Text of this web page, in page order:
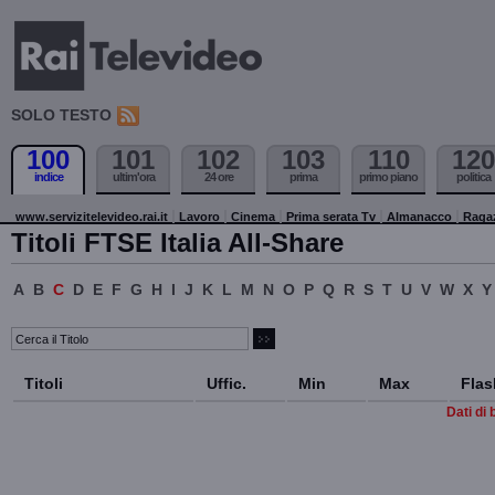
SOLO TESTO
100
indice
101
ultim'ora
102
24 ore
103
prima
110
primo piano
120
politica
www.servizitelevideo.rai.it Lavoro Cinema Prima serata Tv Almanacco
Titoli FTSE Italia All-Share
A B C D E F G H I J K L M N O P Q R S T U V W X Y
Titoli Uffic. Min Max
Dati di